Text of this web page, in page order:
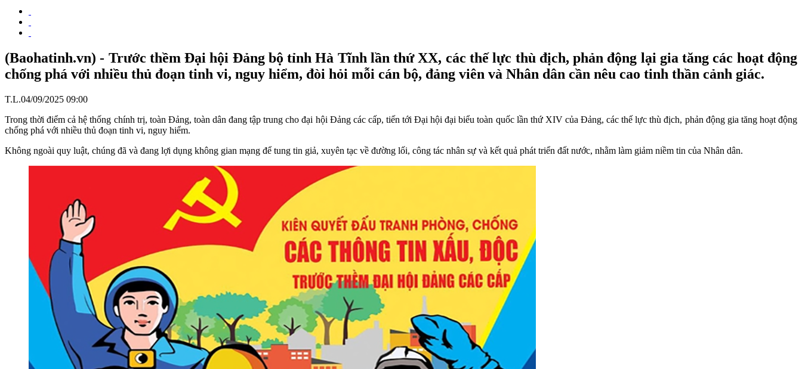
(Baohatinh.vn) - Trước thềm Đại hội Đảng bộ tỉnh Hà Tĩnh lần thứ XX, các thế lực thù địch, phản động lại gia tăng các hoạt động
chống phá với nhiều thủ đoạn tinh vi, nguy hiểm, đòi hỏi mỗi cán bộ, đảng viên và Nhân dân cần nêu cao tinh thần cảnh giác.
T.L.04/09/2025 09:00
Trong thời điểm cả hệ thống chính trị, toàn Đảng, toàn dân đang tập trung cho đại hội Đảng các cấp, tiến tới Đại hội đại biểu toàn quốc lần thứ XIV của Đảng, các thế lực thù địch, phản động gia tăng hoạt động
chống phá với nhiều thủ đoạn tinh vi, nguy hiểm.
Không ngoài quy luật, chúng đã và đang lợi dụng không gian mạng để tung tin giả, xuyên tạc về đường lối, công tác nhân sự và kết quả phát triển đất nước, nhằm làm giảm niềm tin của Nhân dân.